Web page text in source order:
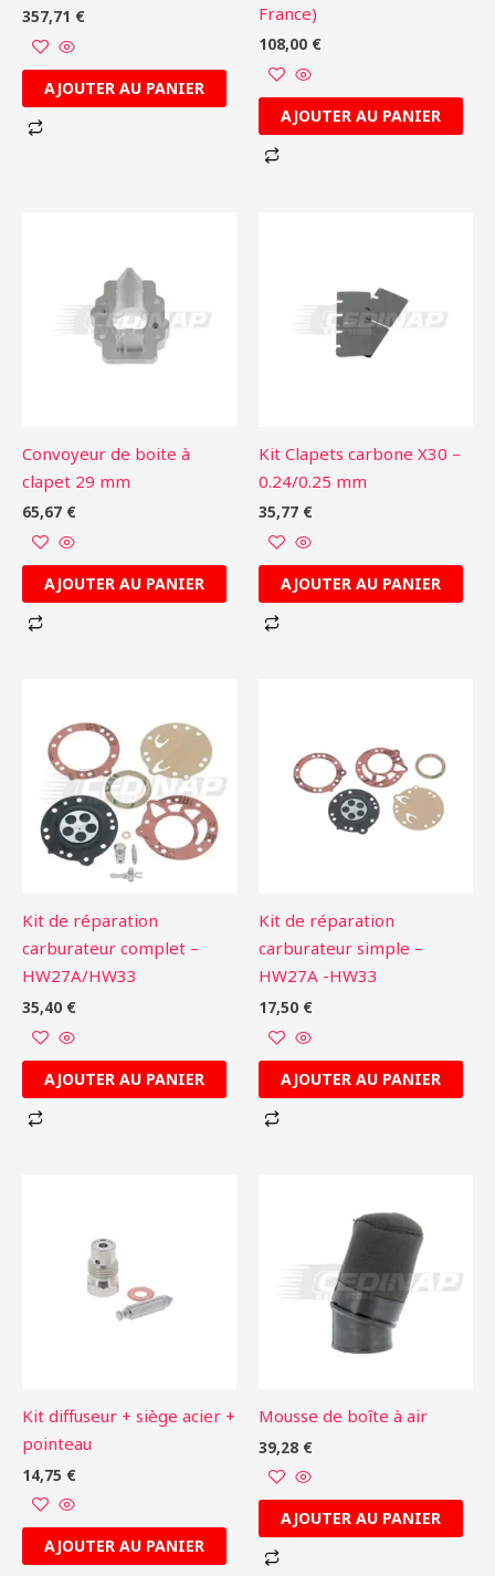
357,71 €
AJOUTER AU PANIER
France)
108,00 €
AJOUTER AU PANIER
Convoyeur de boite à
clapet 29 mm
65,67 €
AJOUTER AU PANIER
Kit Clapets carbone X30 –
0.24/0.25 mm
35,77 €
AJOUTER AU PANIER
Kit de réparation
carburateur complet –
HW27A/HW33
35,40 €
AJOUTER AU PANIER
Kit de réparation
carburateur simple –
HW27A -HW33
17,50 €
AJOUTER AU PANIER
Kit diffuseur + siège acier +
pointeau
14,75 €
AJOUTER AU PANIER
Mousse de boîte à air
39,28 €
AJOUTER AU PANIER